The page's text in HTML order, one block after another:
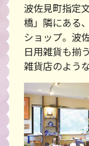
波佐見町指定
橋」隣にある
ショップ。波
日用雑貨も揃
雑貨店のよう